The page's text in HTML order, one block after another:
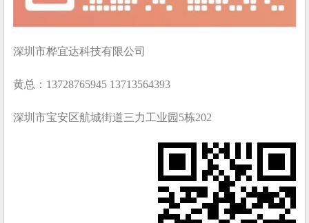
深圳市桦宜达科技有限公司
黄总：13728765945 13713564393
深圳市宝安区航城街道三力工业园5栋202